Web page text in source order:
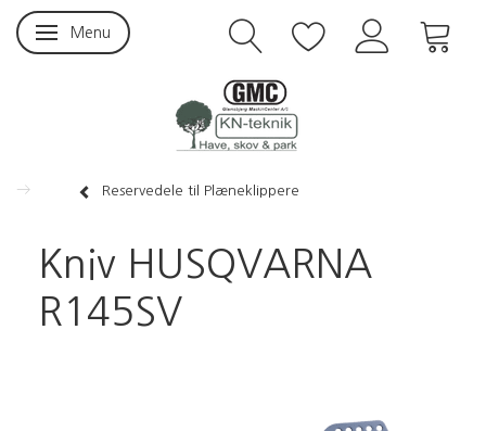
Skifte navigation
Menu
Reservedele til Plæneklippere
Kniv HUSQVARNA
R145SV